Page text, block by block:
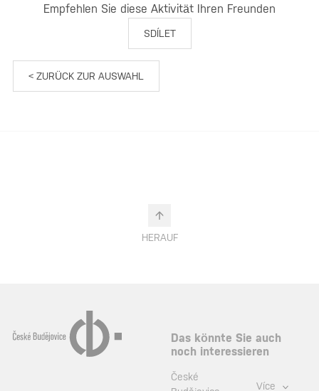
Empfehlen Sie diese Aktivität Ihren Freunden
SDÍLET
< ZURÜCK ZUR AUSWAHL
HERAUF
Das könnte Sie auch
noch interessieren
České
Více